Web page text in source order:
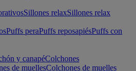
Sillones relaxSillones relax
Puffs peraPuffs reposapiésPuffs con
y canapéColchones
de muellesColchones de muelles